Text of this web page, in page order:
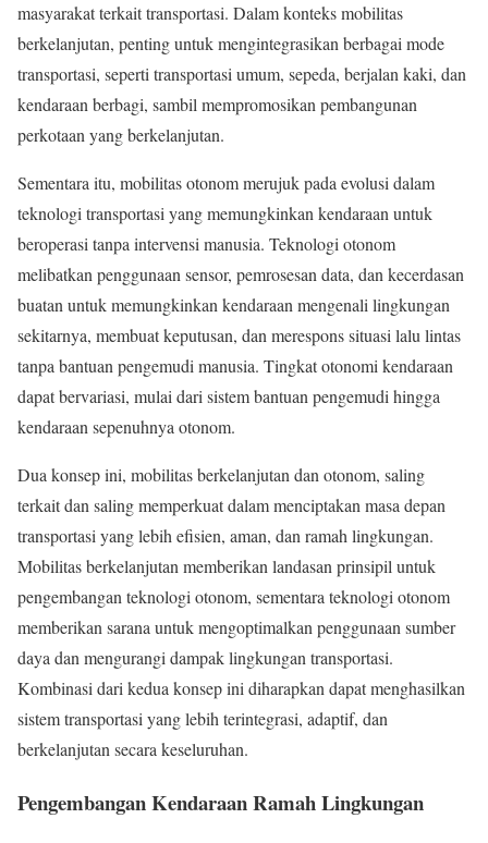
masyarakat terkait transportasi. Dalam konteks mobilitas
berkelanjutan, penting untuk mengintegrasikan berbagai mode
transportasi, seperti transportasi umum, sepeda, berjalan kaki, dan
kendaraan berbagi, sambil mempromosikan pembangunan
perkotaan yang berkelanjutan.
Sementara itu, mobilitas otonom merujuk pada evolusi dalam
teknologi transportasi yang memungkinkan kendaraan untuk
beroperasi tanpa intervensi manusia. Teknologi otonom
melibatkan penggunaan sensor, pemrosesan data, dan kecerdasan
buatan untuk memungkinkan kendaraan mengenali lingkungan
sekitarnya, membuat keputusan, dan merespons situasi lalu lintas
tanpa bantuan pengemudi manusia. Tingkat otonomi kendaraan
dapat bervariasi, mulai dari sistem bantuan pengemudi hingga
kendaraan sepenuhnya otonom.
Dua konsep ini, mobilitas berkelanjutan dan otonom, saling
terkait dan saling memperkuat dalam menciptakan masa depan
transportasi yang lebih efisien, aman, dan ramah lingkungan.
Mobilitas berkelanjutan memberikan landasan prinsipil untuk
pengembangan teknologi otonom, sementara teknologi otonom
memberikan sarana untuk mengoptimalkan penggunaan sumber
daya dan mengurangi dampak lingkungan transportasi.
Kombinasi dari kedua konsep ini diharapkan dapat menghasilkan
sistem transportasi yang lebih terintegrasi, adaptif, dan
berkelanjutan secara keseluruhan.
Pengembangan Kendaraan Ramah Lingkungan